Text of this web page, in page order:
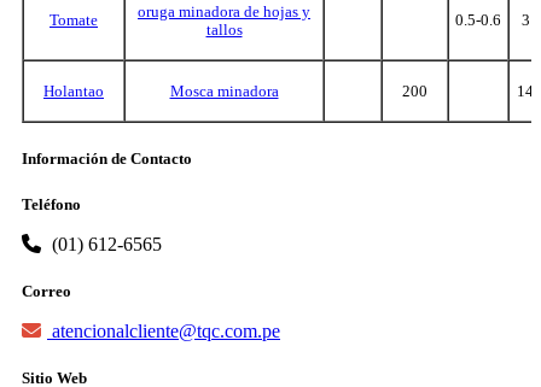
Tomate
oruga minadora de hojas y
tallos
0.5-0.6 3
Holantao Mosca minadora 200 14
Información de Contacto
Teléfono
(01) 612-6565
Correo
atencionalcliente@tqc.com.pe
Sitio Web